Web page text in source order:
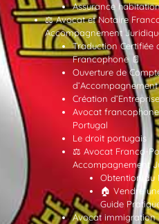
Assurance
⚖️ Avocat et Notaire
Accompagnement
Traduction Certifiée
Francophone 📄
Ouverture de
Création
Avocat
Portugal
Le droit portugais
⚖️ Avocat Franco-
Accompagnement
Obtention du
🏠 Vendre
Guide
Avocat immigration